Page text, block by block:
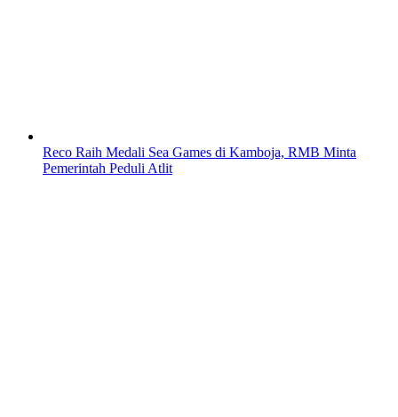
Reco Raih Medali Sea Games di Kamboja, RMB Minta
Pemerintah Peduli Atlit